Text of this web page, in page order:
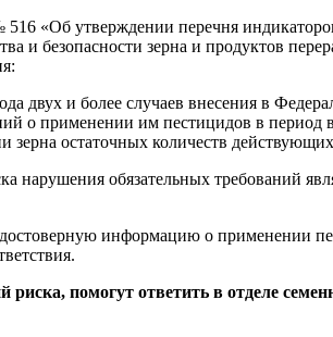
«Об утверждении перечня
и безопасности зерна и продуктов
двух и более случаев внесения в
о применении им пестицидов в
остаточных количеств
нарушения обязательных требований
информацию о применении
помогут ответить в отделе